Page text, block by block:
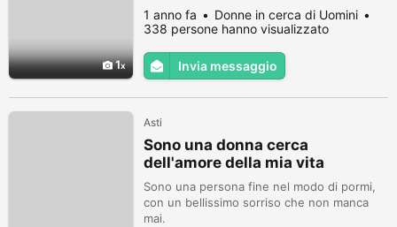
1
nuoto, passeggio e pratico yoga, mi
piacciono i cani.
1 anno fa
Donne in cerca di Uomini
338 persone hanno visualizzato
Invia messaggio
Asti
Sono una donna cerca
dell'amore della mia vita
Sono una persona fine nel modo di pormi,
con un bellissimo sorriso che non manca
mai.